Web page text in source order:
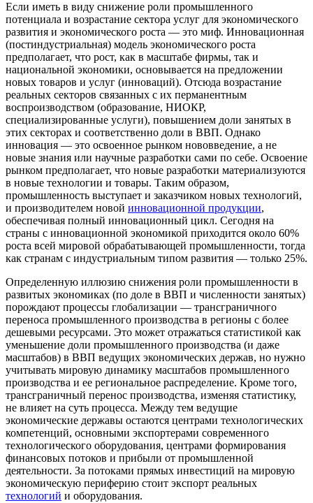
Если иметь в виду снижение роли промышленного
потенциала и возрастание сектора услуг для экономического
развития и экономического роста — это миф. Инновационная
(постиндустриальная) модель экономического роста
предполагает, что рост, как в масштабе фирмы, так и
национальной экономики, основывается на предложе­нии
новых товаров и услуг (инноваций). Отсюда возрастание
реальных секторов связанных с их перманентным
воспроизводством (образование, НИОКР,
специализированные услуги), повышением доли за­нятых в
этих секторах и соответственно доли в ВВП. Однако
инновация — это освоенное рынком нововведение, а не
новые знания или научные разработки сами по себе. Освоение
рынком предполагает, что новые разработки материализуются
в новые технологии и това­ры. Таким образом,
промышленность выступает и заказчиком новых технологий,
и производителем новой инновационной продукции,
обеспечивая полный инновационный цикл. Сегодня на
страны с ин­новационной экономикой приходится около 60%
роста всей миро­вой обрабатывающей промышленности, тогда
как странам с индустриальным типом развития — только 25%.
Определенную иллюзию снижения роли промышленности в
раз­витых экономиках (по доле в ВВП и численности занятых)
порож­дают процессы глобализации — трансграничного
переноса промыш­ленного производства в регионы с более
дешевыми ресурсами. Это может отражаться статистикой как
уменьшение доли промышленного производства (и даже
масштабов) в ВВП ведущих экономических держав, но нужно
учитывать мировую динамику масштабов промышленного
производства и ее региональное распределение. Кроме того,
трансграничный перенос производства, изменяя статистику,
не влияет на суть процесса. Между тем ведущие
экономические державы остаются центрами технологических
компетенций, основными экспортерами современного
технологического оборудования, центрами формирования
финансовых потоков и прибыли от промышленной
деятельности. За потоками прямых инвестиций на мировую
экономическую периферию стоит экспорт реальных
технологий и оборудования.